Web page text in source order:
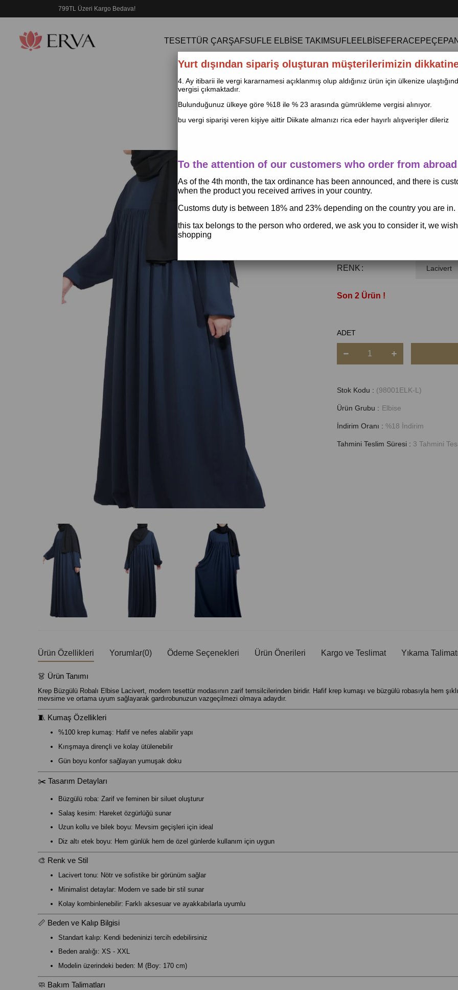
799TL Üzeri Kargo Bedava!
TESETTÜR ÇARŞAFSUFLE ELBİSE TAKIMSUFLEELBİSEFERACEPEÇE
$37.00
RENK
2
ADET
Stok Kodu (98001ELK-L)
Ürün Grubu : Elbise
İndirim Oranı : %18 İndirim
Tahmini Teslim Süresi : 3 Tahmini
Ürün Özellikleri Yorumlar(0) Ödeme Seçenekleri Ürün Önerileri Kargo ve Teslimat Yıkama
👗 Ürün Tanımı
Krep Büzgülü Robalı Elbise Lacivert, modern tesettür modasının zarif temsilcilerinden biridir. Hafif krep kumaşı ve büzgülü robasıyla hem
mevsime ve ortama uyum sağlayarak gardırobunuzun vazgeçilmezi olmaya adaydır.
🧵 Kumaş Özellikleri
%100 krep kumaş: Hafif ve nefes alabilir yapı
Kırışmaya dirençli ve kolay ütülenebilir
Gün boyu konfor sağlayan yumuşak doku
✂️ Tasarım Detayları
Büzgülü roba: Zarif ve feminen bir siluet oluşturur
Salaş kesim: Hareket özgürlüğü sunar
Uzun kollu ve bilek boyu: Mevsim geçişleri için ideal
Diz altı etek boyu: Hem günlük hem de özel günlerde kullanım için uygun
🎨 Renk ve Stil
Lacivert tonu: Nötr ve sofistike bir görünüm sağlar
Minimalist detaylar: Modern ve sade bir stil sunar
Kolay kombinlenebilir: Farklı aksesuar ve ayakkabılarla uyumlu
📏 Beden ve Kalıp Bilgisi
Standart kalıp: Kendi bedeninizi tercih edebilirsiniz
Beden aralığı: XS - XXL
Modelin üzerindeki beden: M (Boy: 170 cm)
🧼 Bakım Talimatları
Yurt dışından sipariş oluşturan müşterilerimizin
4. Ay itibarii ile vergi kararnamesi açıklanmış olup aldığınız ürün için ülkenize
vergisi çıkmaktadır.
Bulunduğunuz ülkeye göre %18 ile % 23 arasında gümrükleme vergisi alınıyor.
bu vergi siparişi veren kişiye aittir Diikate almanızı rica eder hayırlı alışverişler dileriz
To the attention of our customers who order from
As of the 4th month, the tax ordinance has been announced, and there is
when the product you received arrives in your country.
Customs duty is between 18% and 23% depending on the country you are in.
this tax belongs to the person who ordered, we ask you to consider it, we
shopping